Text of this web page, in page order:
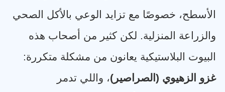
الأسطح، خصوصًا مع تزايد الوعي بالأكل الصحي
والزراعة المنزلية. لكن كثير من أصحاب هذه
البيوت البلاستيكية يعانون من مشكلة متكررة:
غزو الزهيوي (الصراصير)، واللي تدمر